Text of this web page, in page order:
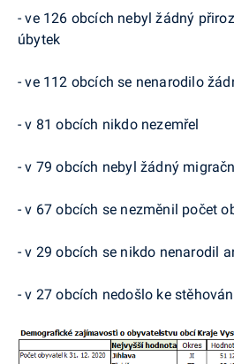
- ve 126 obcích nebyl žádný
úbytek
- ve 112 obcích se nenarodilo
- v 81 obcích nikdo nezemřel
- v 79 obcích nebyl žádný
- v 67 obcích se nezměnil počet
- v 29 obcích se nikdo nenarodil
- v 27 obcích nedošlo ke